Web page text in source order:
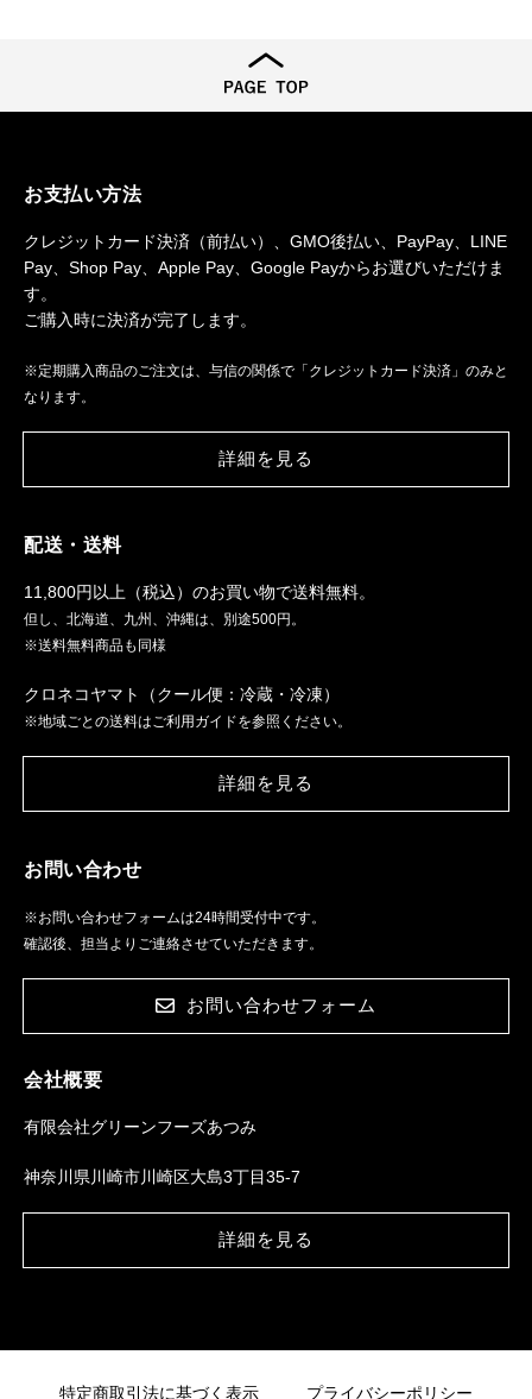
お支払い方法
クレジットカード決済（前払い）、GMO後払い、PayPay、LINE
Pay、Shop Pay、Apple Pay、Google Payからお選びいただけま
す。
ご購入時に決済が完了します。
※定期購入商品のご注文は、与信の関係で「クレジットカード決済」のみと
なります。
詳細を見る
配送・送料
11,800円以上（税込）のお買い物で送料無料。
但し、北海道、九州、沖縄は、別途500円。
※送料無料商品も同様
クロネコヤマト（クール便：冷蔵・冷凍）
※地域ごとの送料はご利用ガイドを参照ください。
詳細を見る
お問い合わせ
※お問い合わせフォームは24時間受付中です。
確認後、担当よりご連絡させていただきます。
お問い合わせフォーム
会社概要
有限会社グリーンフーズあつみ
神奈川県川崎市川崎区大島3丁目35-7
詳細を見る
特定商取引法に基づく表示 プライバシーポリシー